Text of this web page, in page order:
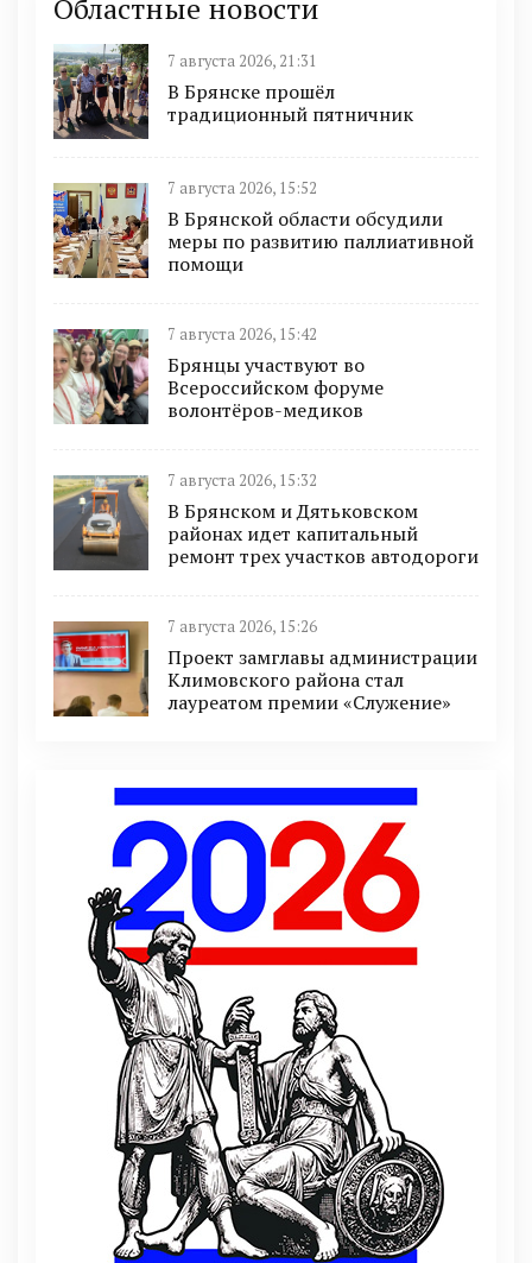
Областные новости
7 августа 2026, 21:31
В Брянске прошёл
традиционный пятничник
7 августа 2026, 15:52
В Брянской области обсудили
меры по развитию паллиативной
помощи
7 августа 2026, 15:42
Брянцы участвуют во
Всероссийском форуме
волонтёров-медиков
7 августа 2026, 15:32
В Брянском и Дятьковском
районах идет капитальный
ремонт трех участков автодороги
7 августа 2026, 15:26
Проект замглавы администрации
Климовского района стал
лауреатом премии «Служение»